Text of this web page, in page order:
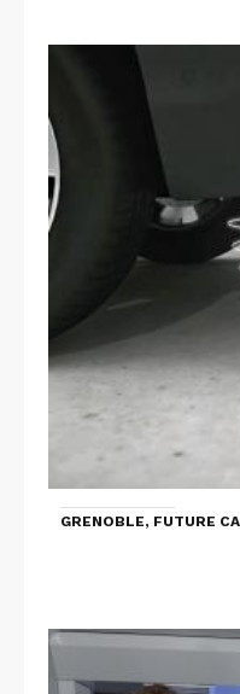
GRENOBLE, FUTURE